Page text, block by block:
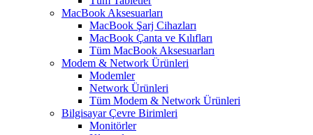
MacBook Aksesuarları
MacBook Şarj Cihazları
MacBook Çanta ve Kılıfları
Tüm MacBook Aksesuarları
Modem & Network Ürünleri
Modemler
Network Ürünleri
Tüm Modem & Network Ürünleri
Bilgisayar Çevre Birimleri
Monitörler